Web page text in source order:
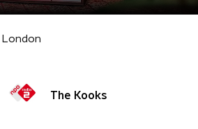
London
The Kooks